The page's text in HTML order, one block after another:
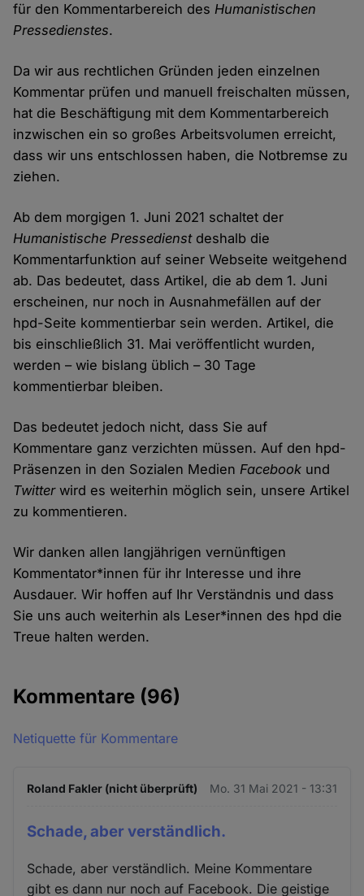
für den Kommentarbereich desHumanistischen
Pressedienstes.
Da wir aus rechtlichen Gründen jeden einzelnen
Kommentar prüfen und manuell freischalten müssen,
hat die Beschäftigung mit dem Kommentarbereich
inzwischen ein so großes Arbeitsvolumen erreicht,
dass wir uns entschlossen haben, die Notbremse zu
ziehen.
Ab dem morgigen 1. Juni 2021 schaltet der
Humanistische Pressedienstdeshalb die
Kommentarfunktion auf seiner Webseite weitgehend
ab. Das bedeutet, dass Artikel, die ab dem 1. Juni
erscheinen, nur noch in Ausnahmefällen auf der
hpd-Seite kommentierbar sein werden. Artikel, die
bis einschließlich 31. Mai veröffentlicht wurden,
werden – wie bislang üblich – 30 Tage
kommentierbar bleiben.
Das bedeutet jedoch nicht, dass Sie auf
Kommentare ganz verzichten müssen. Auf den hpd-
Präsenzen in den Sozialen MedienFacebook und
Twitterwird es weiterhin möglich sein, unsere Artikel
zu kommentieren.
Wir danken allen langjährigen vernünftigen
Kommentator*innen für ihr Interesse und ihre
Ausdauer. Wir hoffen auf Ihr Verständnis und dass
Sie uns auch weiterhin als Leser*innen des hpd die
Treue halten werden.
Kommentare (96)
Netiquette für Kommentare
Roland Fakler (nicht überprüft) Mo. 31 Mai 2021 - 13:31
Schade, aber verständlich.
Schade, aber verständlich. Meine Kommentare
gibt es dann nur noch auf Facebook. Die geistige